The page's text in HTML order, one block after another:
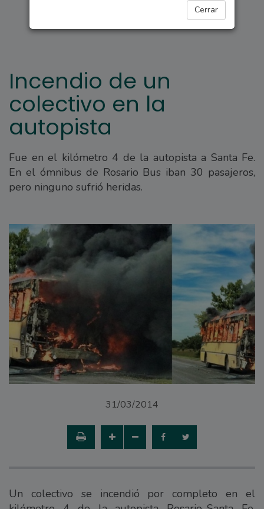
Cerrar
Incendio de un
colectivo en la
autopista
Fue en el kilómetro 4 de la autopista a Santa Fe.
En el ómnibus de Rosario Bus iban 30 pasajeros,
pero ninguno sufrió heridas.
31/03/2014
Un colectivo se incendió por completo en el